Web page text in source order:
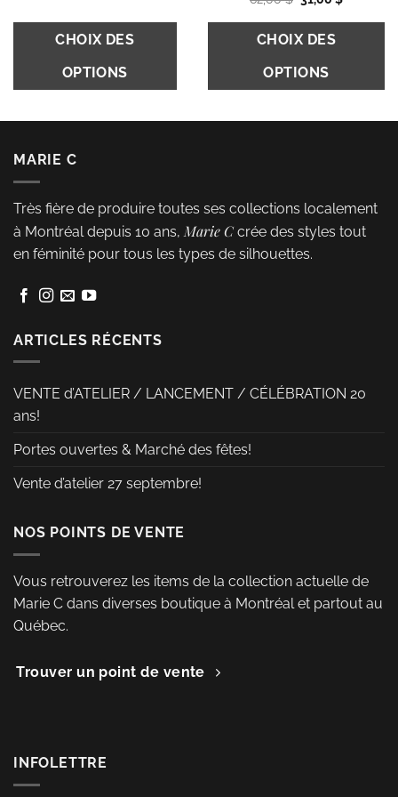
CHOIX DES
OPTIONS
variations.
être
choisies
sur
prix
initial
était :
62,00 $.
actuel
CHOIX DES
OPTIONS
variations.
Les
options
du
MARIE C
Très fière de produire toutes ses collections localement
à Montréal depuis 10 ans,Marie Ccrée des styles tout
en féminité pour tous les types de silhouettes.
ARTICLES RÉCENTS
VENTE d’ATELIER / LANCEMENT / CÉLÉBRATION 20
ans!
Portes ouvertes & Marché des fêtes!
Vente d’atelier 27 septembre!
NOS POINTS DE VENTE
Vous retrouverez les items de la collection actuelle de
Marie C dans diverses boutique à Montréal et partout au
Québec.
Trouver un point de vente
INFOLETTRE